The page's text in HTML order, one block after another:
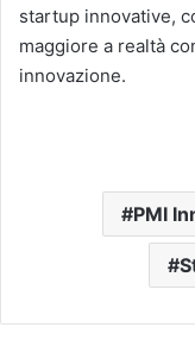
startup innovative,
maggiore a realtà
innovazione.
PMI